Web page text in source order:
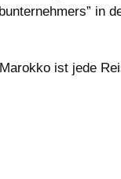
in
ist jede